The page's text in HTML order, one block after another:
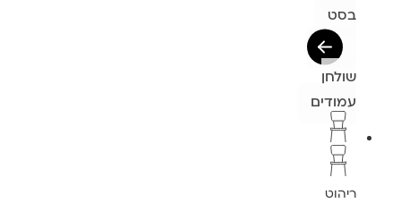
בסט
שולחן
עמודים
ריהוט